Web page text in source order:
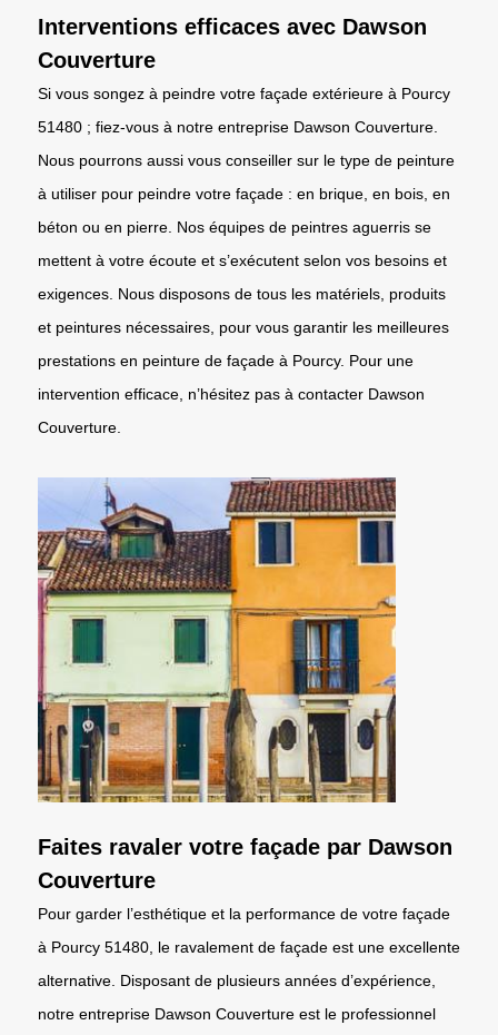
Interventions efficaces avec Dawson
Couverture
Si vous songez à peindre votre façade extérieure à Pourcy
51480 ; fiez-vous à notre entreprise Dawson Couverture.
Nous pourrons aussi vous conseiller sur le type de peinture
à utiliser pour peindre votre façade : en brique, en bois, en
béton ou en pierre. Nos équipes de peintres aguerris se
mettent à votre écoute et s’exécutent selon vos besoins et
exigences. Nous disposons de tous les matériels, produits
et peintures nécessaires, pour vous garantir les meilleures
prestations en peinture de façade à Pourcy. Pour une
intervention efficace, n’hésitez pas à contacter Dawson
Couverture.
Faites ravaler votre façade par Dawson
Couverture
Pour garder l’esthétique et la performance de votre façade
à Pourcy 51480, le ravalement de façade est une excellente
alternative. Disposant de plusieurs années d’expérience,
notre entreprise Dawson Couverture est le professionnel